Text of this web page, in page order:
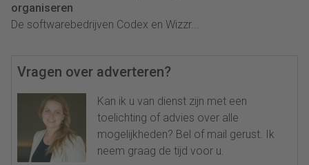
organiseren
De softwarebedrijven Codex en Wizzr...
Vragen over adverteren?
Kan ik u van dienst zijn met een
toelichting of advies over alle
mogelijkheden? Bel of mail gerust. Ik
neem graag de tijd voor u.